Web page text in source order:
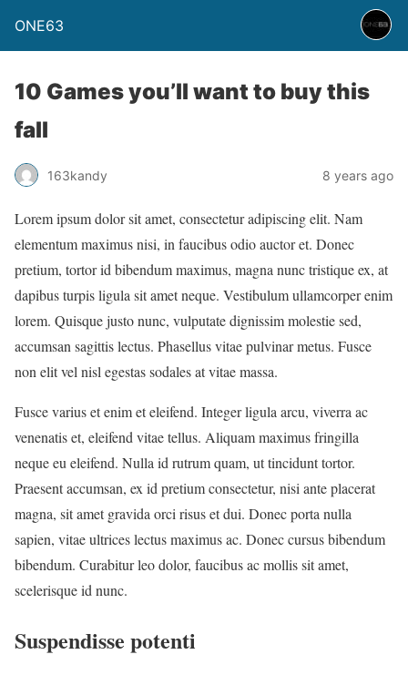
ONE63
10 Games you’ll want to buy this
fall
163kandy 8 years ago
Lorem ipsum dolor sit amet, consectetur adipiscing elit. Nam
elementum maximus nisi, in faucibus odio auctor et. Donec
pretium, tortor id bibendum maximus, magna nunc tristique ex, at
dapibus turpis ligula sit amet neque. Vestibulum ullamcorper enim
lorem. Quisque justo nunc, vulputate dignissim molestie sed,
accumsan sagittis lectus. Phasellus vitae pulvinar metus. Fusce
non elit vel nisl egestas sodales at vitae massa.
Fusce varius et enim et eleifend. Integer ligula arcu, viverra ac
venenatis et, eleifend vitae tellus. Aliquam maximus fringilla
neque eu eleifend. Nulla id rutrum quam, ut tincidunt tortor.
Praesent accumsan, ex id pretium consectetur, nisi ante placerat
magna, sit amet gravida orci risus et dui. Donec porta nulla
sapien, vitae ultrices lectus maximus ac. Donec cursus bibendum
bibendum. Curabitur leo dolor, faucibus ac mollis sit amet,
scelerisque id nunc.
Suspendisse potenti